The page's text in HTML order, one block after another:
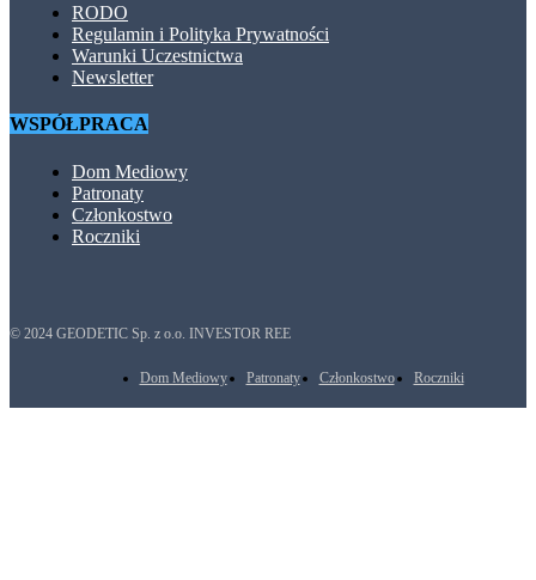
RODO
Regulamin i Polityka Prywatności
Warunki Uczestnictwa
Newsletter
WSPÓŁPRACA
Dom Mediowy
Patronaty
Członkostwo
Roczniki
© 2024 GEODETIC Sp. z o.o. INVESTOR REE
Dom Mediowy Patronaty Członkostwo Roczniki